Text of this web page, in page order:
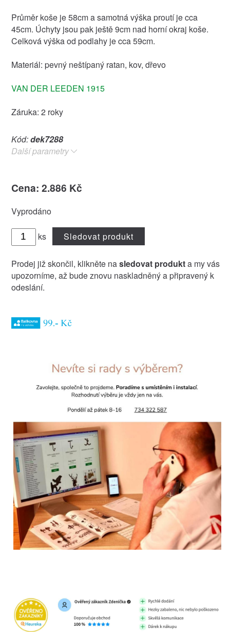
Průměr koše je 58cm a samotná výška proutí je cca
45cm. Úchyty jsou pak ještě 9cm nad horní okraj koše.
Celková výška od podlahy je cca 59cm.
Materiál: pevný neštípaný ratan, kov, dřevo
VAN DER LEEDEN 1915
Záruka: 2 roky
Kód:dek7288
Další parametry
Cena: 2.886 Kč
Vyprodáno
ks Sledovat produkt
Prodej již skončil, klikněte nasledovat produkta my vás
upozorníme, až bude znovu naskladněný a připravený k
odeslání.